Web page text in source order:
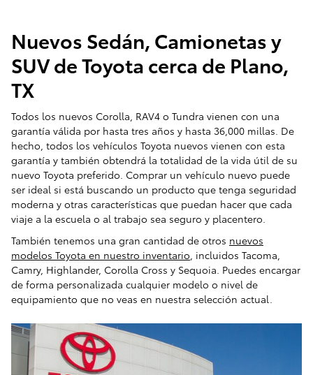
Nuevos Sedán, Camionetas y
SUV de Toyota cerca de Plano,
TX
Todos los nuevos Corolla, RAV4 o Tundra vienen con una
garantía válida por hasta tres años y hasta 36,000 millas. De
hecho, todos los vehículos Toyota nuevos vienen con esta
garantía y también obtendrá la totalidad de la vida útil de su
nuevo Toyota preferido. Comprar un vehículo nuevo puede
ser ideal si está buscando un producto que tenga seguridad
moderna y otras características que puedan hacer que cada
viaje a la escuela o al trabajo sea seguro y placentero.
También tenemos una gran cantidad de otros nuevos
modelos Toyota en nuestro inventario , incluidos Tacoma,
Camry, Highlander, Corolla Cross y Sequoia. Puedes encargar
de forma personalizada cualquier modelo o nivel de
equipamiento que no veas en nuestra selección actual.